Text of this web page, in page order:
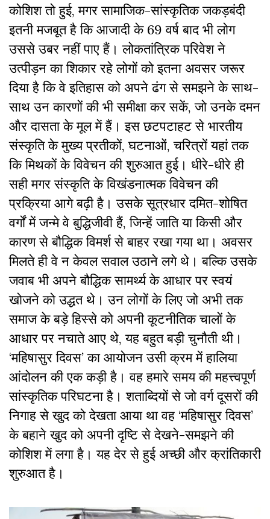
कोशिश तो हुई, मगर सामाजिक-सांस्कृतिक जकड़बंदी
इतनी मजबूत है कि आजादी के 69 वर्ष बाद भी लोग
उससे उबर नहीं पाए हैं। लोकतांत्रिक परिवेश ने
उत्पीड़न का शिकार रहे लोगों को इतना अवसर जरूर
दिया है कि वे इतिहास को अपने ढंग से समझने के साथ-
साथ उन कारणों की भी समीक्षा कर सकें, जो उनके दमन
और दासता के मूल में हैं। इस छटपटाहट से भारतीय
संस्कृति के मुख्य प्रतीकों, घटनाओं, चरित्रों यहां तक
कि मिथकों के विवेचन की शुरुआत हुई। धीरे-धीरे ही
सही मगर संस्कृति के विखंडनात्मक विवेचन की
प्रक्रिया आगे बढ़ी है। उसके सूत्रधार दमित-शोषित
वर्गों में जन्मे वे बुद्धिजीवी हैं, जिन्हें जाति या किसी और
कारण से बौद्धिक विमर्श से बाहर रखा गया था। अवसर
मिलते ही वे न केवल सवाल उठाने लगे थे। बल्कि उसके
जवाब भी अपने बौद्धिक सामर्थ्य के आधार पर स्वयं
खोजने को उद्धत थे। उन लोगों के लिए जो अभी तक
समाज के बड़े हिस्से को अपनी कूटनीतिक चालों के
आधार पर नचाते आए थे, यह बहुत बड़ी चुनौती थी।
‘महिषासुर दिवस’ का आयोजन उसी क्रम में हालिया
आंदोलन की एक कड़ी है। वह हमारे समय की महत्त्वपूर्ण
सांस्कृतिक परिघटना है। शताब्दियों से जो वर्ग दूसरों की
निगाह से खुद को देखता आया था वह ‘महिषासुर दिवस’
के बहाने खुद को अपनी दृष्टि से देखने-समझने की
कोशिश में लगा है। यह देर से हुई अच्छी और क्रांतिकारी
शुरुआत है।